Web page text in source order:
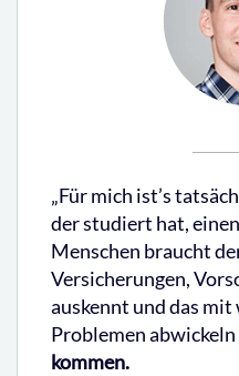
„Für mich ist’s
der studiert hat,
Menschen braucht
Versicherungen,
auskennt und das
Problemen
kommen.